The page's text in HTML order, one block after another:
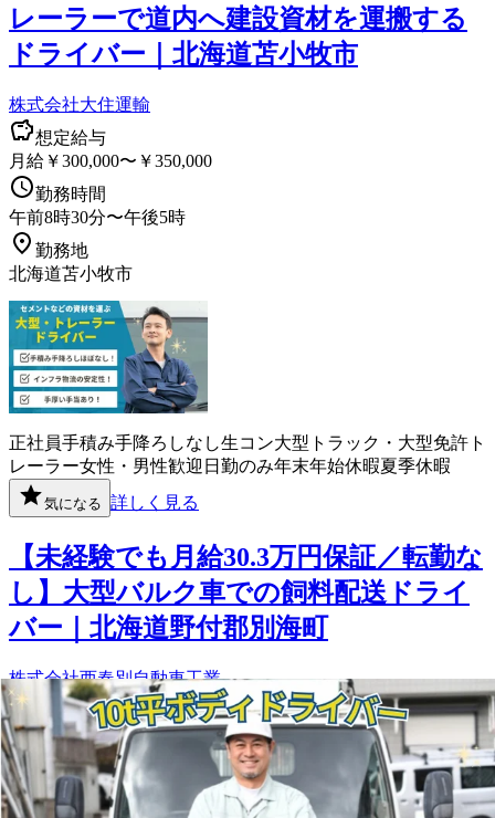
レーラーで道内へ建設資材を運搬する
ドライバー｜北海道苫小牧市
株式会社大住運輸
想定給与
月給￥300,000〜￥350,000
勤務時間
午前8時30分〜午後5時
勤務地
北海道苫小牧市
正社員手積み手降ろしなし生コン大型トラック・大型免許 ト
レーラー女性・男性歓迎 日勤のみ年末年始休暇夏季休暇
気になる 詳しく見る
【未経験でも月給30.3万円保証／転勤な
し】大型バルク車での飼料配送ドライ
バー｜北海道野付郡別海町
株式会社西春別自動車工業
想定給与
月給￥303,000
勤務時間
午前7時〜午後5時